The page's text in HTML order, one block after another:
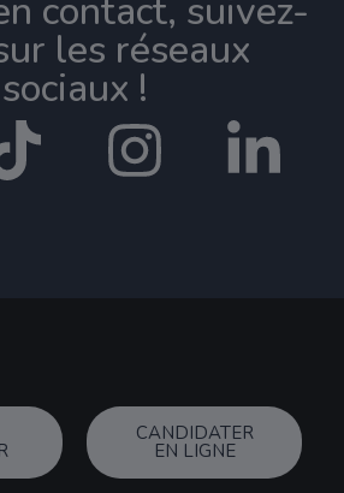
contact, suivez-
les réseaux
sociaux !​
CANDIDATER
EN LIGNE